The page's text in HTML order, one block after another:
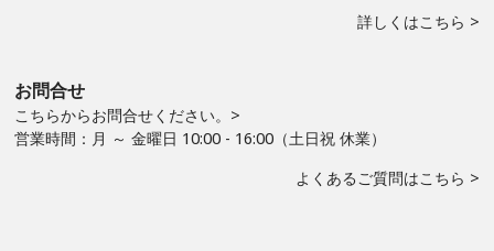
詳しくはこちら >
お問合せ
こちらからお問合せください。>
営業時間：月 ～ 金曜日 10:00 - 16:00（土日祝 休業）
よくあるご質問はこちら >